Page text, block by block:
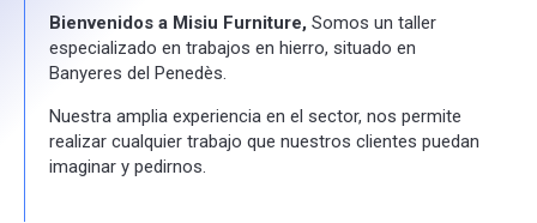
Bienvenidos a Misiu Furniture, Somos un taller
especializado en trabajos en hierro, situado en
Banyeres del Penedès.
Nuestra amplia experiencia en el sector, nos permite
realizar cualquier trabajo que nuestros clientes puedan
imaginar y pedirnos.